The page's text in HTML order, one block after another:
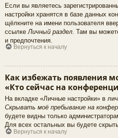
Если вы являетесь
настройки хранятся в базе данных
щёлкните на имени пользователя
ссылке Личный раздел . Там вы
и предпочтения.
Вернуться к началу
Как избежать появления
«Кто сейчас на
На вкладке «Личные настройки» в
Скрывать моё пребывание на
будете видны только
Для всех остальных вы будете
Вернуться к началу